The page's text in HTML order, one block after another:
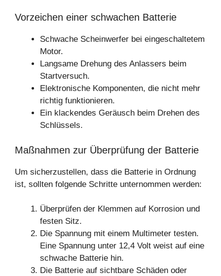
Vorzeichen einer schwachen Batterie
Schwache Scheinwerfer bei eingeschaltetem
Motor.
Langsame Drehung des Anlassers beim
Startversuch.
Elektronische Komponenten, die nicht mehr
richtig funktionieren.
Ein klackendes Geräusch beim Drehen des
Schlüssels.
Maßnahmen zur Überprüfung der Batterie
Um sicherzustellen, dass die Batterie in Ordnung
ist, sollten folgende Schritte unternommen werden:
Überprüfen der Klemmen auf Korrosion und
festen Sitz.
Die Spannung mit einem Multimeter testen.
Eine Spannung unter 12,4 Volt weist auf eine
schwache Batterie hin.
Die Batterie auf sichtbare Schäden oder